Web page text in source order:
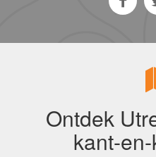
Ontdek
kant-